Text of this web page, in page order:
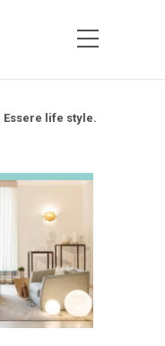
Essere life style.